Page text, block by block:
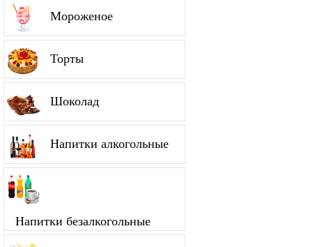
Мороженое
Торты
Шоколад
Напитки алкогольные
Напитки безалкогольные